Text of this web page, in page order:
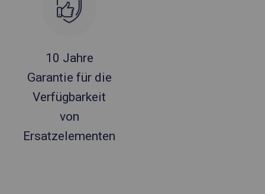
10 Jahre
Garantie für die
Verfügbarkeit
von
Ersatzelementen